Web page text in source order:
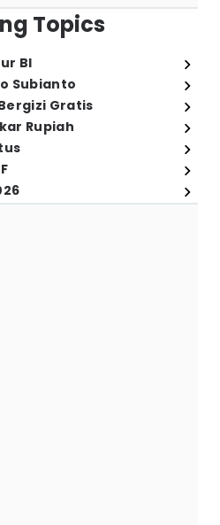
Topics
BI
Subianto
Gratis
Rupiah